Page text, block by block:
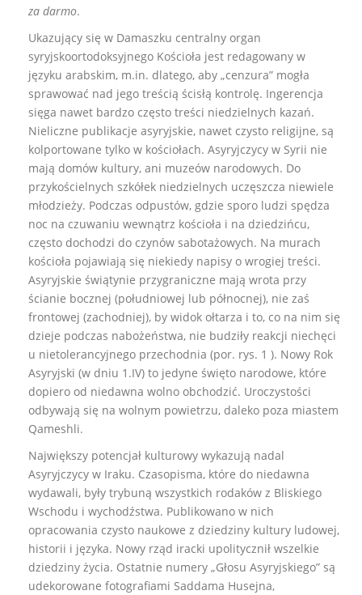
za darmo.
Ukazujący się w Damaszku centralny organ
syryjskoortodoksyjnego Kościoła jest redagowany w
języku arabskim, m.in. dlatego, aby „cenzura” mogła
sprawować nad jego treścią ścisłą kontrolę. Ingerencja
sięga nawet bardzo często treści niedzielnych kazań.
Nieliczne publikacje asyryjskie, nawet czysto religijne, są
kolportowane tylko w kościołach. Asyryjczycy w Syrii nie
mają domów kultury, ani muzeów narodowych. Do
przykościelnych szkółek niedzielnych uczęszcza niewiele
młodzieży. Podczas odpustów, gdzie sporo ludzi spędza
noc na czuwaniu wewnątrz kościoła i na dziedzińcu,
często dochodzi do czynów sabotażowych. Na murach
kościoła pojawiają się niekiedy napisy o wrogiej treści.
Asyryjskie świątynie przygraniczne mają wrota przy
ścianie bocznej (południowej lub północnej), nie zaś
frontowej (zachodniej), by widok ołtarza i to, co na nim się
dzieje podczas nabożeństwa, nie budziły reakcji niechęci
u nietolerancyjnego przechodnia (por. rys. 1 ). Nowy Rok
Asyryjski (w dniu 1.IV) to jedyne święto narodowe, które
dopiero od niedawna wolno obchodzić. Uroczystości
odbywają się na wolnym powietrzu, daleko poza miastem
Qameshli.
Największy potencjał kulturowy wykazują nadal
Asyryjczycy w Iraku. Czasopisma, które do niedawna
wydawali, były trybuną wszystkich rodaków z Bliskiego
Wschodu i wychodźstwa. Publikowano w nich
opracowania czysto naukowe z dziedziny kultury ludowej,
historii i języka. Nowy rząd iracki upolitycznił wszelkie
dziedziny życia. Ostatnie numery „Głosu Asyryjskiego” są
udekorowane fotografiami Saddama Husejna,